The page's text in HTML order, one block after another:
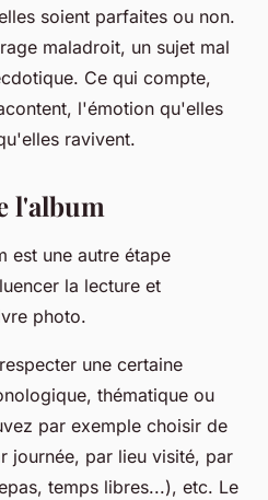
soient parfaites ou non.
maladroit, un sujet mal
Ce qui compte,
l'émotion qu'elles
ravivent.
l'album
est une autre étape
la lecture et
photo.
une certaine
thématique ou
par exemple choisir de
journée, par lieu visité, par
temps libres...), etc. Le